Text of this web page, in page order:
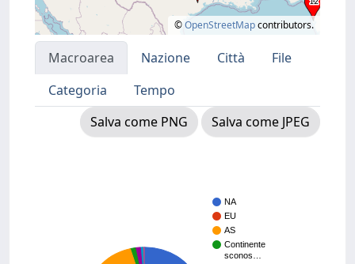
©OpenStreetMapcontributors.
Macroarea Nazione Città
File
Categoria
Tempo
Salva come PNG
Salva come JPEG
NA
EU
AS
Continente
sconos…